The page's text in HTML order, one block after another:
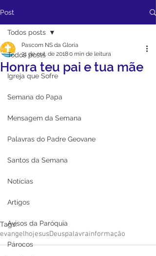
Post
Todos posts
Igreja que Sofre
Semana do Papa
Mensagem da Semana
Palavras do Padre Geovane
Santos da Semana
Notícias
Artigos
Avisos da Paróquia
Párocos
Todos posts
Honra teu pai e tua mãe
Pascom NS da Gloria
31 de out. de 20180 min de leitura
Tags:
evangelhojesusDeuspalavrainformação